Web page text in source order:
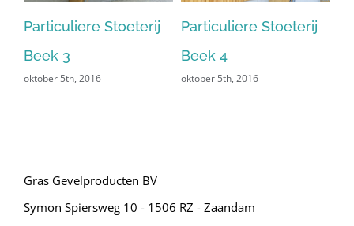
Particuliere Stoeterij
Beek 3
oktober 5th, 2016
Particuliere Stoeterij
Beek 4
oktober 5th, 2016
Gras Gevelproducten BV
Symon Spiersweg 10 - 1506 RZ - Zaandam